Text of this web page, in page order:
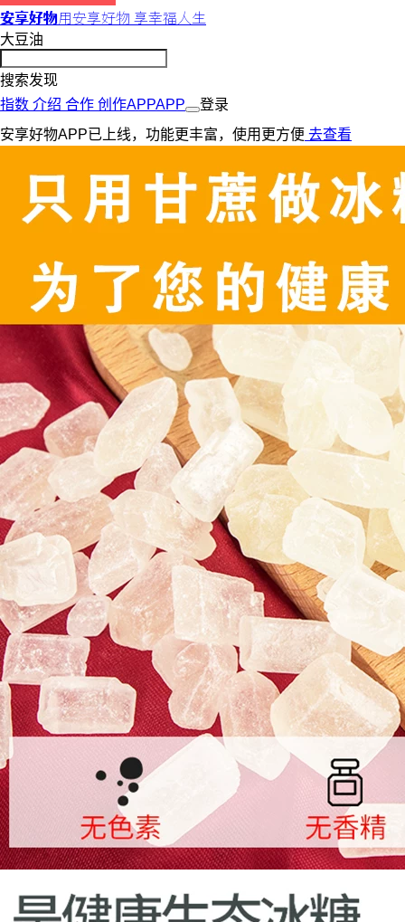
安享好物用安享好物 享幸福人生
大豆油
搜索发现
指数 介绍 合作 创作APPAPP
登录
安享好物APP已上线，功能更丰富，使用更方便 去查看